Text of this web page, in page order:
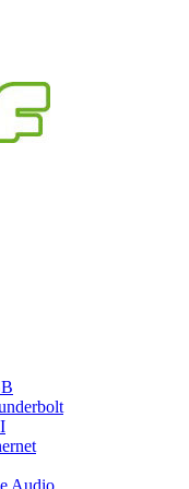
Audio